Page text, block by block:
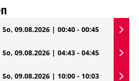
So, 09.08.2026 | 00:40 - 00:45
So, 09.08.2026 | 04:43 - 04:45
So, 09.08.2026 | 10:00 - 10:03